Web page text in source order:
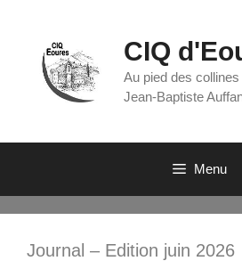
CIQ
Au pied des
Jean-Baptiste
Menu
Journal – Edition juin 2026